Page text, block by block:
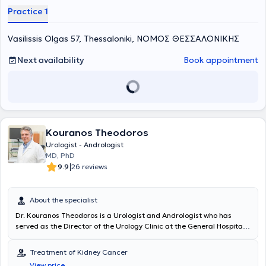
necessary knowledge to effectively and efficiently manage a wide
of the Hellenic Urological Association and the Urological Association
Practice 1
Vasilissis Olgas 57, Thessaloniki, ΝΟΜΟΣ ΘΕΣΣΑΛΟΝΙΚΗΣ
Next availability
Book appointment
Kouranos Theodoros
Urologist - Andrologist
MD, PhD
9.9|26 reviews
About the specialist
Dr. Kouranos Theodoros is a Urologist and Andrologist who has
served as the Director of the Urology Clinic at the General Hospital
private practice in Peristeri. He holds a doctoral degree from the
National and Kapodistrian University of Athens with a thesis entitled
Treatment of Kidney Cancer